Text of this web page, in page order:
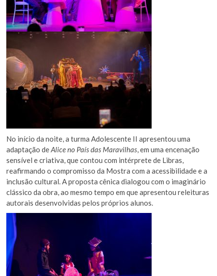
No início da noite, a turma Adolescente II apresentou uma
adaptação deAlice no País das Maravilhas, em uma encenação
sensível e criativa, que contou com intérprete de Libras,
reafirmando o compromisso da Mostra com a acessibilidade e a
inclusão cultural. A proposta cênica dialogou com o imaginário
clássico da obra, ao mesmo tempo em que apresentou releituras
autorais desenvolvidas pelos próprios alunos.